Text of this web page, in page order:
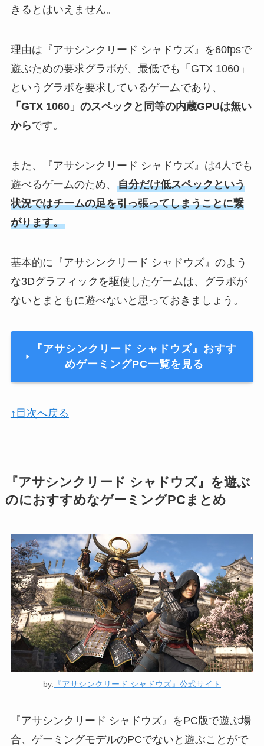
きるとはいえません。
理由は『アサシンクリード シャドウズ』を60fpsで
遊ぶための要求グラボが、最低でも「GTX 1060」
というグラボを要求しているゲームであり、
「GTX 1060」のスペックと同等の内蔵GPUは無い
からです。
また、『アサシンクリード シャドウズ』は4人でも
遊べるゲームのため、 自分だけ低スペックという
状況ではチームの足を引っ張ってしまうことに繋
がります。
基本的に『アサシンクリード シャドウズ』のよう
な3Dグラフィックを駆使したゲームは、グラボが
ないとまともに遊べないと思っておきましょう。
『アサシンクリード シャドウズ』おすす
めゲーミングPC一覧を見る
↑目次へ戻る
『アサシンクリード シャドウズ』を遊ぶ
のにおすすめなゲーミングPCまとめ
by. 『アサシンクリード シャドウズ』公式サイト
『アサシンクリード シャドウズ』をPC版で遊ぶ場
合、ゲーミングモデルのPCでないと遊ぶことがで